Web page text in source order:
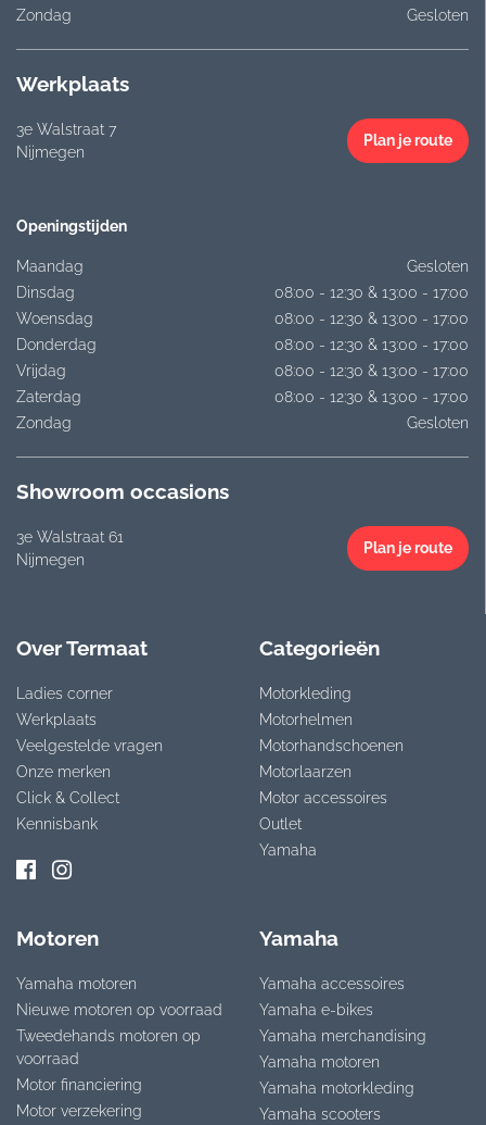
Zondag
Gesloten
Werkplaats
3e Walstraat 7
Nijmegen
Plan je route
Openingstijden
Maandag
Gesloten
Dinsdag
08:00 - 12:30 & 13:00 - 17:00
Woensdag
08:00 - 12:30 & 13:00 - 17:00
Donderdag
08:00 - 12:30 & 13:00 - 17:00
Vrijdag
08:00 - 12:30 & 13:00 - 17:00
Zaterdag
08:00 - 12:30 & 13:00 - 17:00
Zondag
Gesloten
Showroom occasions
3e Walstraat 61
Nijmegen
Plan je route
Over Termaat
Ladies corner
Werkplaats
Veelgestelde vragen
Onze merken
Click & Collect
Kennisbank
Categorieën
Motorkleding
Motorhelmen
Motorhandschoenen
Motorlaarzen
Motor accessoires
Outlet
Yamaha
Motoren
Yamaha motoren
Nieuwe motoren op voorraad
Tweedehands motoren op
voorraad
Motor financiering
Motor verzekering
Yamaha
Yamaha accessoires
Yamaha e-bikes
Yamaha merchandising
Yamaha motoren
Yamaha motorkleding
Yamaha scooters